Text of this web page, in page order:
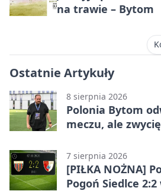
na trawie – Bytom
Ostatnie Artykuły
8 sierpnia 2026
Polonia Bytom
meczu, ale
7 sierpnia 2026
[PIŁKA NOŻNA]
Pogoń Siedlce